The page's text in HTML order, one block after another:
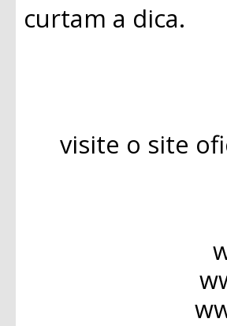
curtam a dica.
visite o site